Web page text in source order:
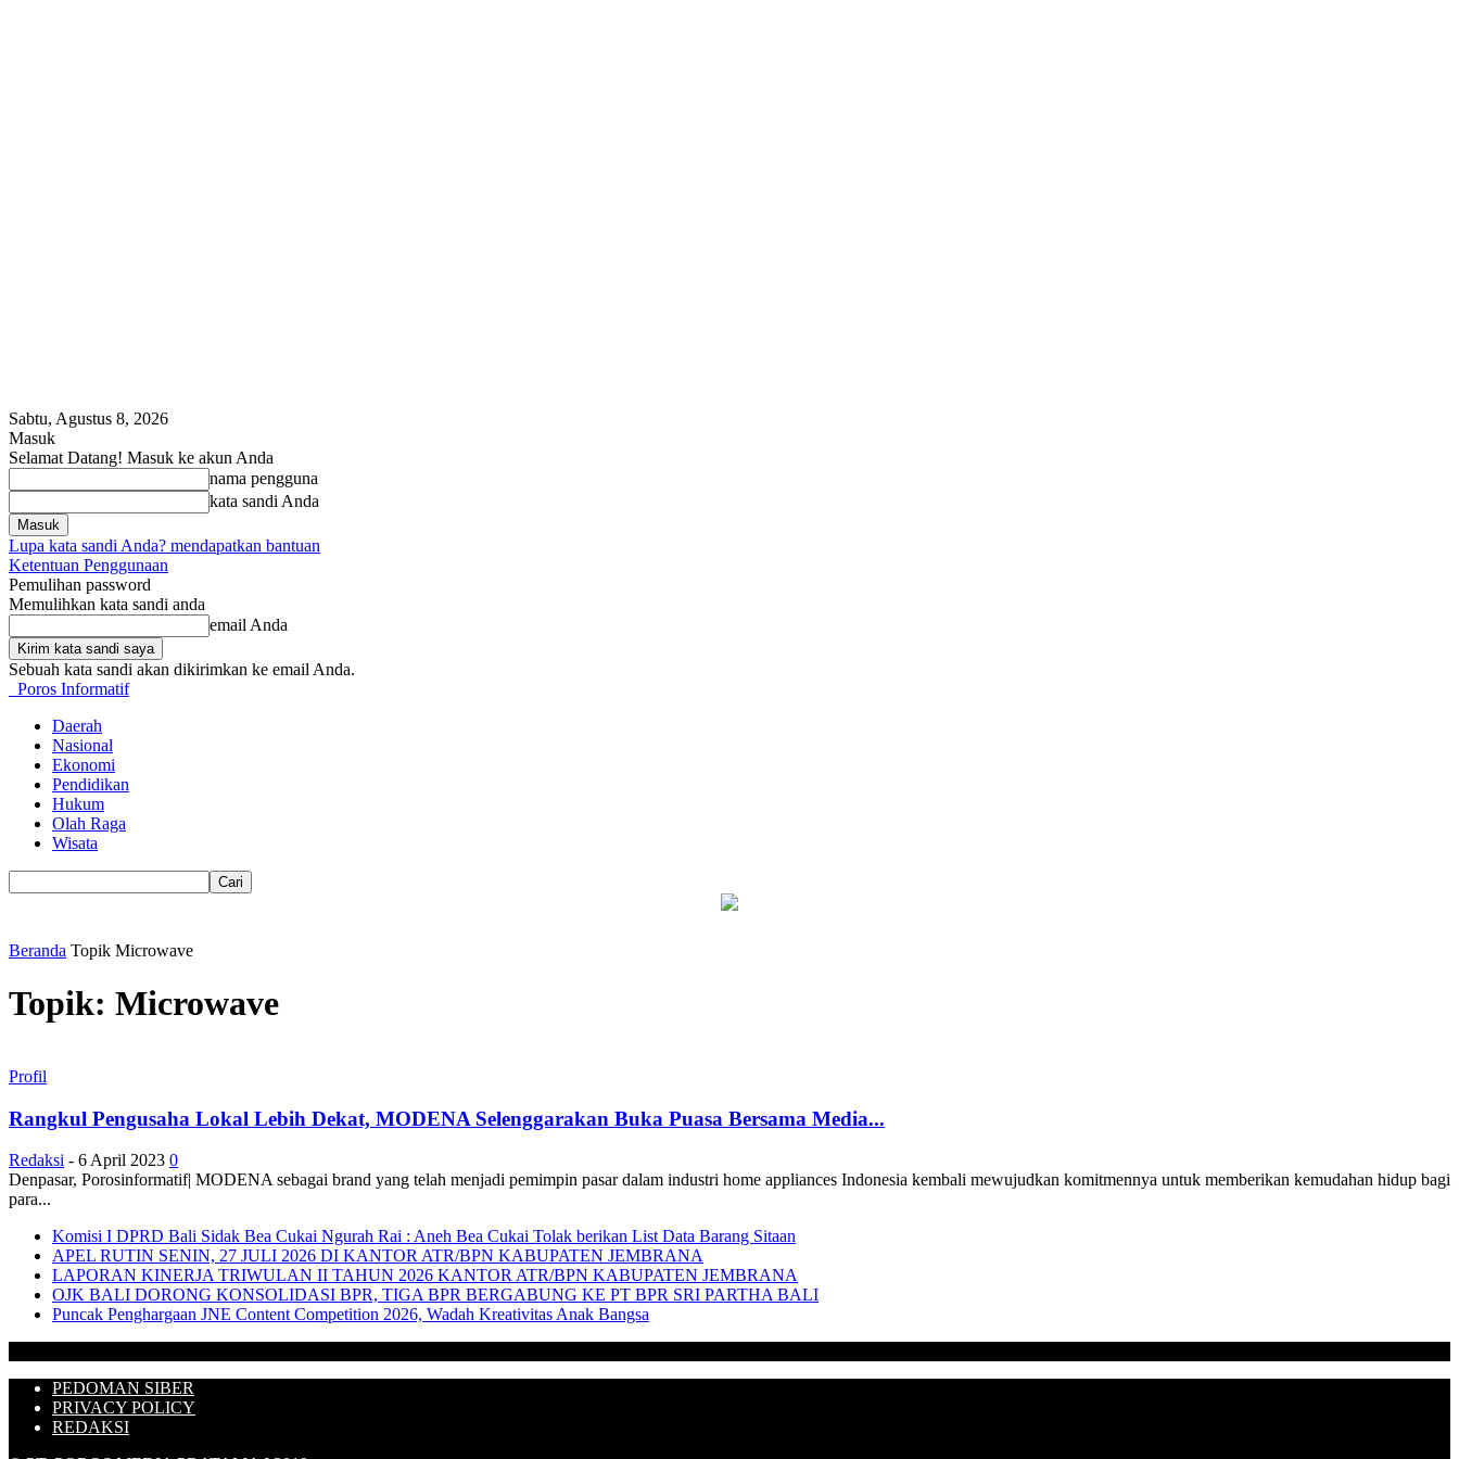
Sabtu, Agustus 8, 2026
Masuk
Selamat Datang! Masuk ke akun Anda
nama pengguna
kata sandi Anda
Lupa kata sandi Anda? mendapatkan bantuan
Ketentuan Penggunaan
Pemulihan password
Memulihkan kata sandi anda
email Anda
Sebuah kata sandi akan dikirimkan ke email Anda.
Poros Informatif
Daerah
Nasional
Ekonomi
Pendidikan
Hukum
Olah Raga
Wisata
Beranda Topik Microwave
Topik: Microwave
Profil
Rangkul Pengusaha Lokal Lebih Dekat, MODENA Selenggarakan Buka Puasa Bersama Media...
Redaksi - 6 April 2023 0
Denpasar, Porosinformatif| MODENA sebagai brand yang telah menjadi pemimpin pasar dalam industri home appliances Indonesia kembali mewujudkan komitmennya untuk memberikan kemudahan hidup bagi
para...
Komisi I DPRD Bali Sidak Bea Cukai Ngurah Rai : Aneh Bea Cukai Tolak berikan List Data Barang Sitaan
APEL RUTIN SENIN, 27 JULI 2026 DI KANTOR ATR/BPN KABUPATEN JEMBRANA
LAPORAN KINERJA TRIWULAN II TAHUN 2026 KANTOR ATR/BPN KABUPATEN JEMBRANA
OJK BALI DORONG KONSOLIDASI BPR, TIGA BPR BERGABUNG KE PT BPR SRI PARTHA BALI
Puncak Penghargaan JNE Content Competition 2026, Wadah Kreativitas Anak Bangsa
PEDOMAN SIBER
PRIVACY POLICY
REDAKSI